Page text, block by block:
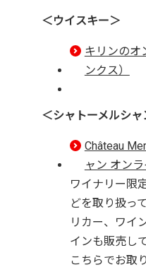
＜ウイスキー＞
キリンのオ
ンクス）
＜シャトーメルシ
Château
ャン オンラ
ワイナリー限
どを取り扱っ
リカー、ワイ
インも販売し
こちらでお取